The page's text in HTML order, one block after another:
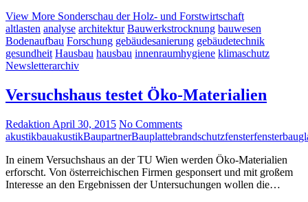
View More Sonderschau der Holz- und Forstwirtschaft
altlasten analyse architektur Bauwerkstrocknung bauwesen
Bodenaufbau Forschung gebäudesanierung gebäudetechnik
gesundheit Hausbau hausbau innenraumhygiene klimaschutz
Newsletterarchiv
Versuchshaus testet Öko-Materialien
Redaktion April 30, 2015 No Comments
akustikbauakustikBaupartnerBauplattebrandschutzfensterfensterbau
In einem Versuchshaus an der TU Wien werden Öko-Materialien
erforscht. Von österreichischen Firmen gesponsert und mit großem
Interesse an den Ergebnissen der Untersuchungen wollen die…